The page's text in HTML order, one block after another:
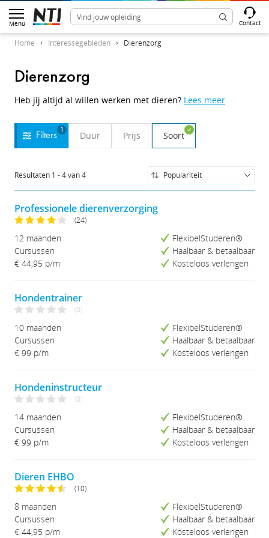
Menu Contact
Home Interessegebieden Dierenzorg
Dierenzorg
Heb jij altijd al willen werken met dieren? Lees meer
Filters
1 Duur Prijs Soort
Resultaten 1 -4van4
Populariteit
Populariteit
Prijs (Hoog-Laag)
Studieduur (Kort-Lang)
Studieduur (Lang-Kort)
Professionele dierenverzorging
(24)
12 maanden
Cursussen
€ 44,95 p/m
FlexibelStuderen®
Haalbaar & betaalbaar
Kosteloos verlengen
Hondentrainer
(0)
10 maanden
Cursussen
€ 99 p/m
FlexibelStuderen®
Haalbaar & betaalbaar
Kosteloos verlengen
Hondeninstructeur
(0)
14 maanden
Cursussen
€ 99 p/m
FlexibelStuderen®
Haalbaar & betaalbaar
Kosteloos verlengen
Dieren EHBO
(10)
8 maanden
Cursussen
€ 44,95 p/m
FlexibelStuderen®
Haalbaar & betaalbaar
Kosteloos verlengen